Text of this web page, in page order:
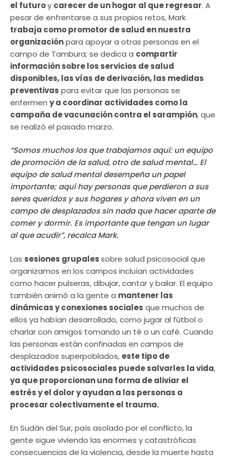
el futuroy carecer de un hogar al que regresar. A
pesar de enfrentarse a sus propios retos, Mark
trabaja como promotor de salud en nuestra
organizaciónpara apoyar a otras personas en el
campo de Tambura; se dedica a compartir
información sobre los servicios de salud
disponibles, las vías de derivación, las medidas
preventivas para evitar que las personas se
enfermen y a coordinar actividades como la
campaña de vacunación contra el sarampión, que
se realizó el pasado marzo.
“Somos muchos los que trabajamos aquí: un equipo
de promoción de la salud, otro de salud mental… El
equipo de salud mental desempeña un papel
importante; aquí hay personas que perdieron a sus
seres queridos y sus hogares y ahora viven en un
campo de desplazados sin nada que hacer aparte de
comer y dormir. Es importante que tengan un lugar
al que acudir”, recalca Mark.
Las sesiones grupalessobre salud psicosocial que
organizamos en los campos incluían actividades
como hacer pulseras, dibujar, cantar y bailar. El equipo
también animó a la gente a mantener las
dinámicas y conexiones sociales que muchos de
ellos ya habían desarrollado, como jugar al fútbol o
charlar con amigos tomando un té o un café. Cuando
las personas están confinadas en campos de
desplazados superpoblados, este tipo de
actividades psicosociales puede salvarles la vida,
ya que proporcionan una forma de aliviar el
estrés y el dolor y ayudan a las personas a
procesar colectivamente el trauma.
En Sudán del Sur, país asolado por el conflicto, la
gente sigue viviendo las enormes y catastróficas
consecuencias de la violencia, desde la muerte hasta